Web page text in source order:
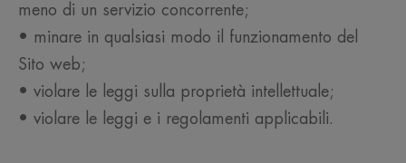
meno di un servizio concorrente;
• minare in qualsiasi modo il funzionamento del
Sito web;
• violare le leggi sulla proprietà intellettuale;
• violare le leggi e i regolamenti applicabili.